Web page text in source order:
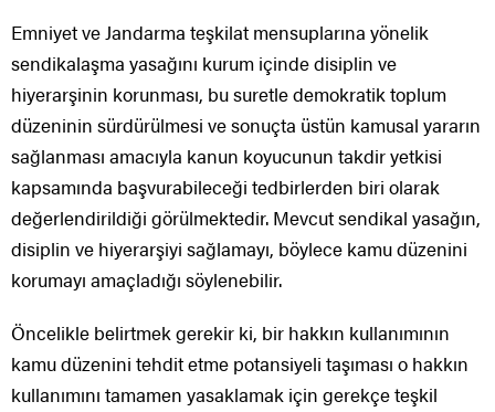
Emniyet ve Jandarma teşkilat mensuplarına yönelik
sendikalaşma yasağını kurum içinde disiplin ve
hiyerarşinin korunması, bu suretle demokratik toplum
düzeninin sürdürülmesi ve sonuçta üstün kamusal yararın
sağlanması amacıyla kanun koyucunun takdir yetkisi
kapsamında başvurabileceği tedbirlerden biri olarak
değerlendirildiği görülmektedir. Mevcut sendikal yasağın,
disiplin ve hiyerarşiyi sağlamayı, böylece kamu düzenini
korumayı amaçladığı söylenebilir.
Öncelikle belirtmek gerekir ki, bir hakkın kullanımının
kamu düzenini tehdit etme potansiyeli taşıması o hakkın
kullanımını tamamen yasaklamak için gerekçe teşkil